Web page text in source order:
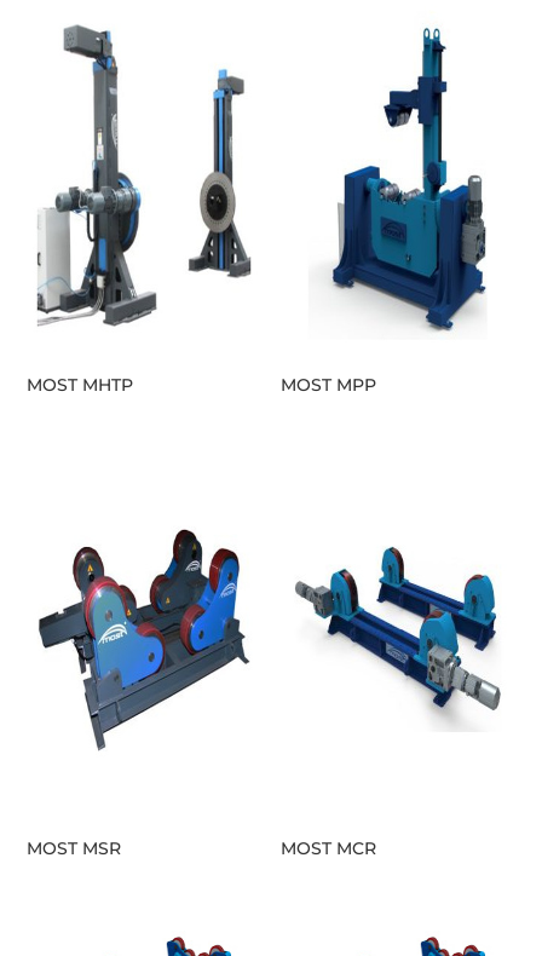
MOST MHTP MOST MPP
MOST MSR MOST MCR